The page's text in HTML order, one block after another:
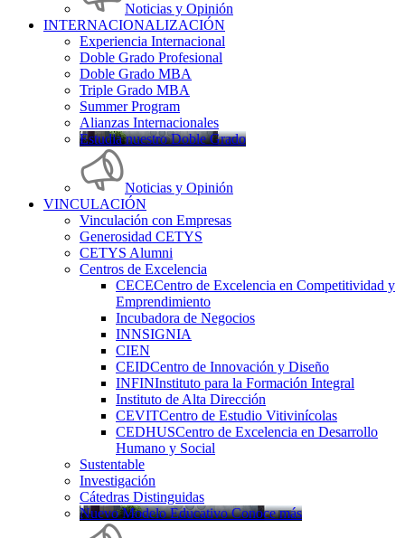
Noticias y Opinión
INTERNACIONALIZACIÓN
Experiencia Internacional
Doble Grado Profesional
Doble Grado MBA
Triple Grado MBA
Summer Program
Alianzas Internacionales
Estudia nuestro Doble Grado
Noticias y Opinión
VINCULACIÓN
Vinculación con Empresas
Generosidad CETYS
CETYS Alumni
Centros de Excelencia
CECECentro de Excelencia en Competitividad y
Emprendimiento
Incubadora de Negocios
INNSIGNIA
CIEN
CEIDCentro de Innovación y Diseño
INFINInstituto para la Formación Integral
Instituto de Alta Dirección
CEVITCentro de Estudio Vitivinícolas
CEDHUSCentro de Excelencia en Desarrollo
Humano y Social
Sustentable
Investigación
Cátedras Distinguidas
Nuevo Modelo Educativo Conoce más